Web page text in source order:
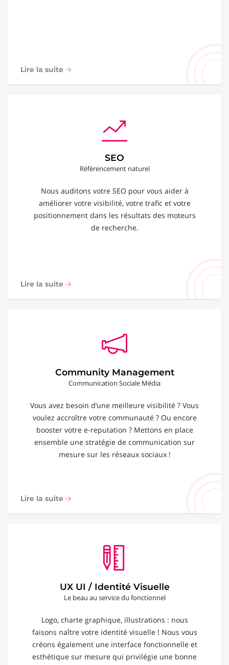
Lire la suite
SEO
Référencement naturel
Nous auditons votre SEO pour vous aider à
améliorer votre visibilité, votre trafic et votre
positionnement dans les résultats des moteurs
de recherche.
Lire la suite
Community Management
Communication Sociale Média
Vous avez besoin d’une meilleure visibilité ? Vous
voulez accroître votre communauté ? Ou encore
booster votre e-reputation ? Mettons en place
ensemble une stratégie de communication sur
mesure sur les réseaux sociaux !
Lire la suite
UX UI / Identité Visuelle
Le beau au service du fonctionnel
Logo, charte graphique, illustrations : nous
faisons naître votre identité visuelle ! Nous vous
créons également une interface fonctionnelle et
esthétique sur mesure qui privilégie une bonne